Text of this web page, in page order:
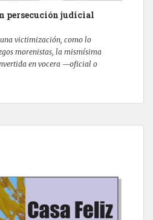
persecución judicial
victimización, como lo
morenistas, la mismísima
en vocera —oficial o